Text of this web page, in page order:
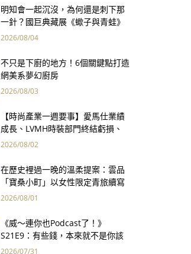
明知會一起沉沒，為何還是刺下那
一針？國巨典藏展《蠍子與青蛙》
用66件名作拷問人性
2026/08/04
不只是下廚的地方！6個關鍵點打造
網美系夢幻廚房
2026/08/03
【時尚產業一週要事】愛馬仕業績
成長、LVMH時裝部門終結虧損、
Kering轉型策略初現成效、Prada
2026/08/02
在歷史裡過一晚的溫柔提案：雲品
「寶桑小町」以女性限定青旅續寫
台東老屋記憶
2026/08/01
《威～連你也Podcast了！》
S21E9：有些錢，本來就不是你該
賺的——讀《一個投機者的告白》
2026/07/31